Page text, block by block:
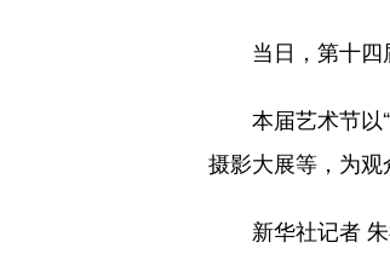
当日，第十四
本届艺术节以“
摄影大展等，为观
新华社记者 朱